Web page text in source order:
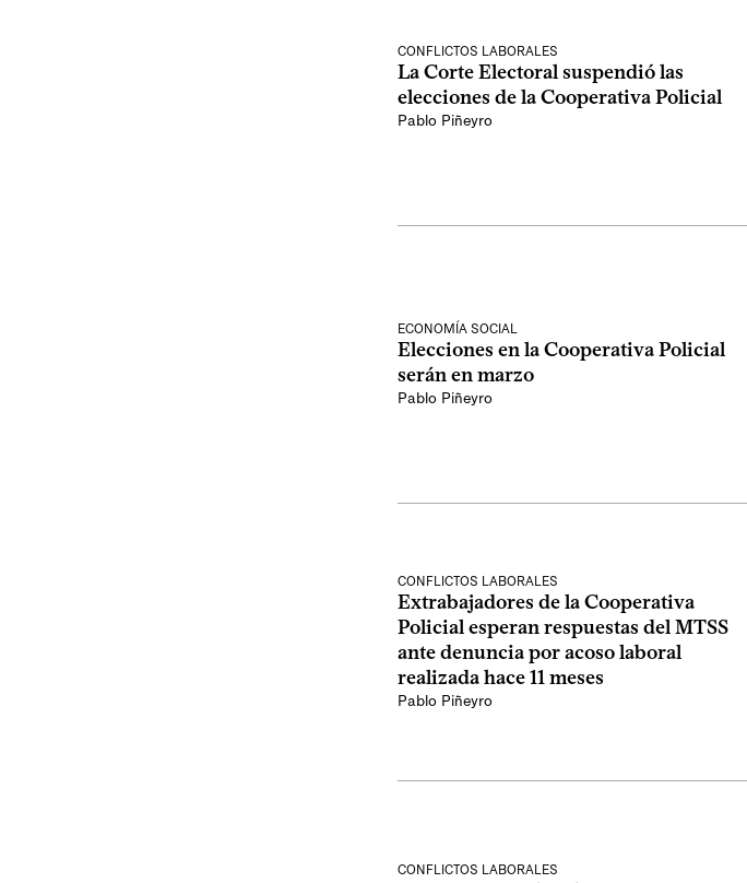
CONFLICTOS LABORALES
La Corte Electoral suspendió las
elecciones de la Cooperativa Policial
Pablo Piñeyro
ECONOMÍA SOCIAL
Elecciones en la Cooperativa Policial
serán en marzo
Pablo Piñeyro
CONFLICTOS LABORALES
Extrabajadores de la Cooperativa
Policial esperan respuestas del MTSS
ante denuncia por acoso laboral
realizada hace 11 meses
Pablo Piñeyro
CONFLICTOS LABORALES